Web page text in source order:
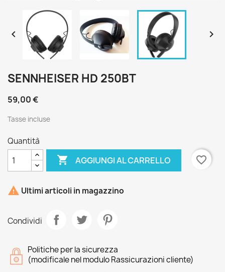
 
SENNHEISER HD 250BT
59,00 €
Tasse incluse
Quantità
 AGGIUNGI AL CARRELLO favorite_border
 Ultimi articoli in magazzino
Condividi
Politiche per la sicurezza
(modificale nel modulo Rassicurazioni cliente)